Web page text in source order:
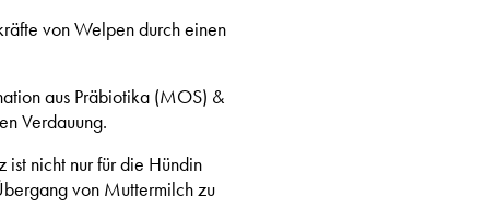
von Welpen durch einen
aus Präbiotika (MOS) &
Verdauung.
ist nicht nur für die Hündin
von Muttermilch zu